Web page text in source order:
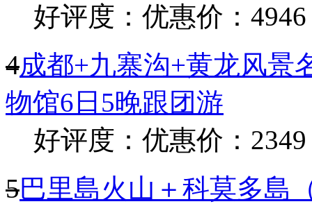
好评度： 优惠价：4946
4成都+九寨沟+黄龙风景
物馆6日5晚跟团游
好评度： 优惠价：2349
5巴里島火山＋科莫多島